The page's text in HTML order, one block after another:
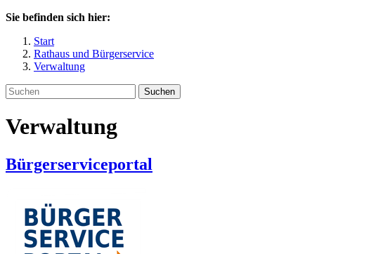
Sie befinden sich hier:
Start
Rathaus und Bürgerservice
Verwaltung
Suchen
Verwaltung
Bürgerserviceportal